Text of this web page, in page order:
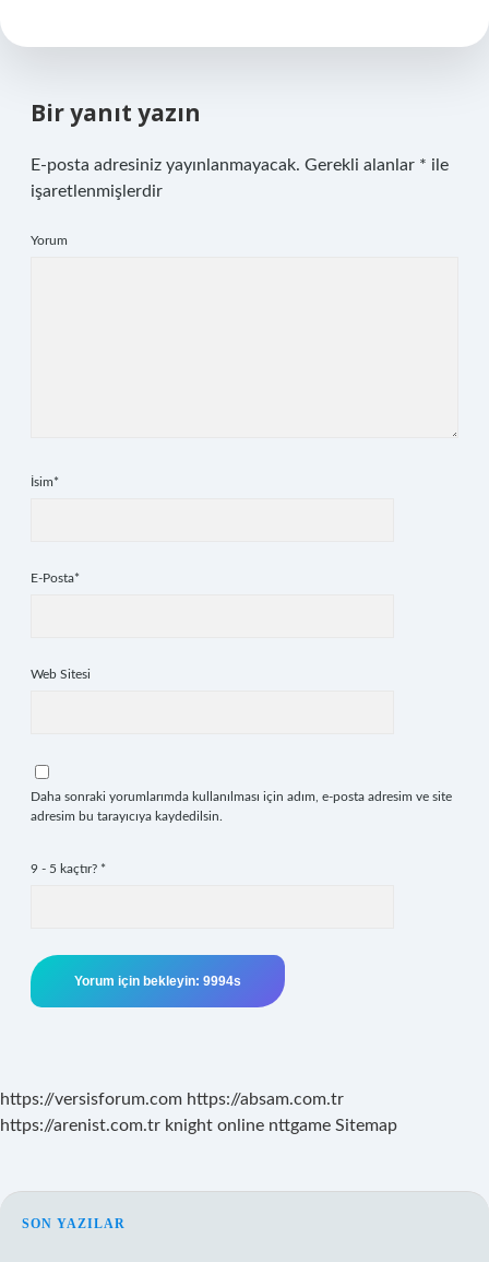
Bir yanıt yazın
E-posta adresiniz yayınlanmayacak. Gerekli alanlar * ile
işaretlenmişlerdir
Yorum
İsim*
E-Posta*
Web Sitesi
Daha sonraki yorumlarımda kullanılması için adım, e-posta adresim ve site
adresim bu tarayıcıya kaydedilsin.
9 - 5 kaçtır? *
https://versisforum.com https://absam.com.tr
https://arenist.com.tr knight online nttgame Sitemap
SIDEBAR
SON YAZILAR